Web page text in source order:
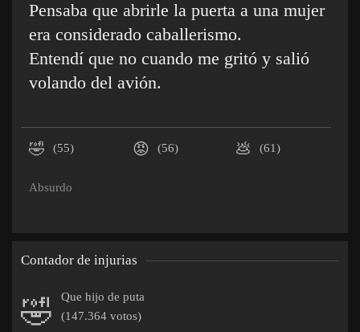
Pensaba que abrirle la puerta a una mujer
era considerado caballerismo.
Entendí que no cuando me gritó y salió
volando del avión.
🤣 (55) 😡 (56) 💩 (61)
Absurdo
Contador de injurias
🤣
Que hijo de puta
(147.364 votos)